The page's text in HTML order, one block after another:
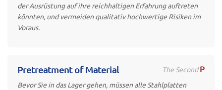
der Ausrüstung auf ihre reichhaltigen Erfahrung auftreten
könnten, und vermeiden qualitativ hochwertige Risiken im
Voraus.
The Second P
Pretreatment of Material
Bevor Sie in das Lager gehen, müssen alle Stahlplatten